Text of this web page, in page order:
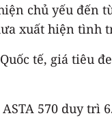
chủ yếu đến
xuất hiện tình
tế, giá tiêu
570 duy trì